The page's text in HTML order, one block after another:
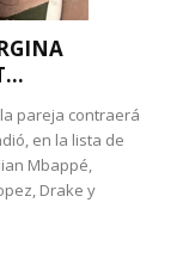
pareja contraerá
en la lista de
Mbappé,
Drake y